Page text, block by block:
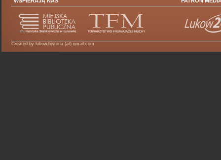
Created by lukow.historia (at) gmail.com